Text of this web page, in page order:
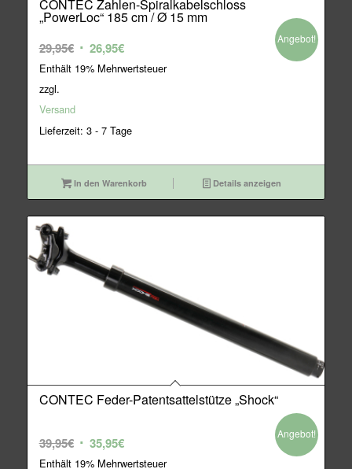
CONTEC Zahlen-Spiralkabelschloss
„PowerLoc“ 185 cm / Ø 15 mm
29,95€ Ursprünglicher
Preis
26,95€Aktueller
Preis
Enthält 19% Mehrwertsteuer
zzgl.
Versand
Lieferzeit: 3 - 7 Tage
Angebot!
In den Warenkorb Details anzeigen
CONTEC Feder-Patentsattelstütze „Shock“
39,95€ Ursprünglicher
Preis
35,95€Aktueller
Preis
Enthält 19% Mehrwertsteuer
Angebot!